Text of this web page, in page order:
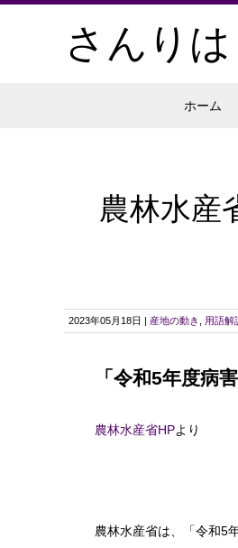
さんりは
ホーム
農林水産
2023年05月18日 | 産地の動き 用語解
「令和5年度病
農林水産省HPより
農林水産省は、「令和5